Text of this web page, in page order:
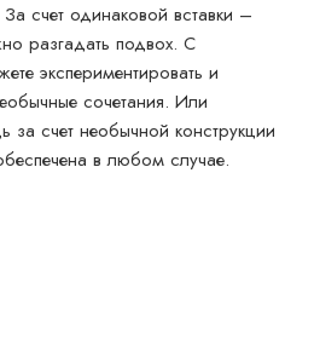
счет одинаковой вставки –
разгадать подвох. С
экспериментировать и
сочетания. Или
счет необычной конструкции
в любом случае.